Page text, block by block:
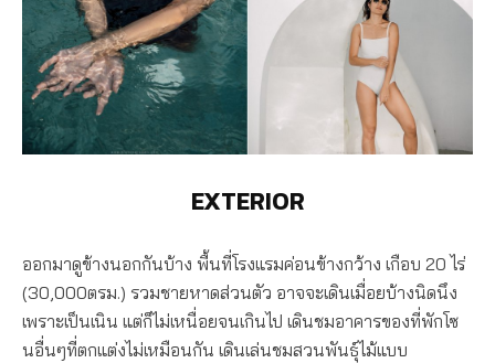
EXTERIOR
ออกมาดูข้างนอกกันบ้าง พื้นที่โรงแรมค่อนข้างกว้าง เกือบ 20 ไร่
(30,000ตรม.) รวมชายหาดส่วนตัว อาจจะเดินเมื่อยบ้างนิดนึง
เพราะเป็นเนิน แต่ก็ไม่เหนื่อยจนเกินไป เดินชมอาคารของที่พักโซ
นอื่นๆที่ตกแต่งไม่เหมือนกัน เดินเล่นชมสวนพันธุ์ไม้แบบ